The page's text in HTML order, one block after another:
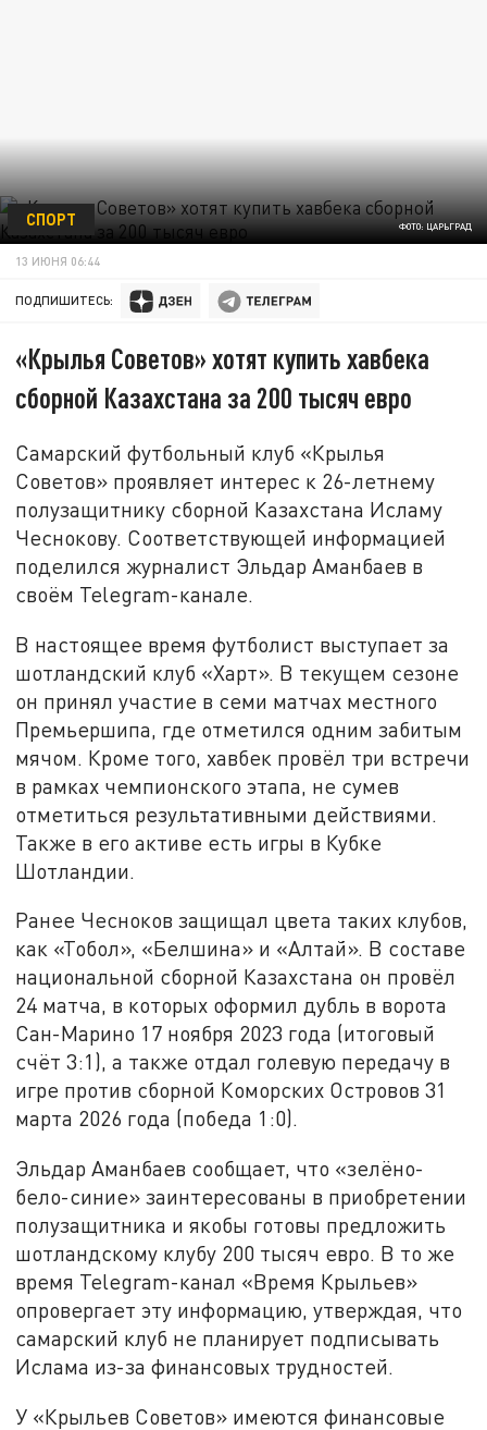
ФОТО: ЦАРЬГРАД
СПОРТ
13 ИЮНЯ 06:44
ПОДПИШИТЕСЬ:
«Крылья Советов» хотят купить хавбека
сборной Казахстана за 200 тысяч евро
Самарский футбольный клуб «Крылья
Советов» проявляет интерес к 26-летнему
полузащитнику сборной Казахстана Исламу
Чеснокову. Соответствующей информацией
поделился журналист Эльдар Аманбаев в
своём Telegram-канале.
В настоящее время футболист выступает за
шотландский клуб «Харт». В текущем сезоне
он принял участие в семи матчах местного
Премьершипа, где отметился одним забитым
мячом. Кроме того, хавбек провёл три встречи
в рамках чемпионского этапа, не сумев
отметиться результативными действиями.
Также в его активе есть игры в Кубке
Шотландии.
Ранее Чесноков защищал цвета таких клубов,
как «Тобол», «Белшина» и «Алтай». В составе
национальной сборной Казахстана он провёл
24 матча, в которых оформил дубль в ворота
Сан-Марино 17 ноября 2023 года (итоговый
счёт 3:1), а также отдал голевую передачу в
игре против сборной Коморских Островов 31
марта 2026 года (победа 1:0).
Эльдар Аманбаев сообщает, что «зелёно-
бело-синие» заинтересованы в приобретении
полузащитника и якобы готовы предложить
шотландскому клубу 200 тысяч евро. В то же
время Telegram-канал «Время Крыльев»
опровергает эту информацию, утверждая, что
самарский клуб не планирует подписывать
Ислама из-за финансовых трудностей.
У «Крыльев Советов» имеются финансовые